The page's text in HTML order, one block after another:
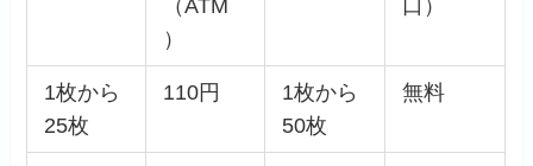
（ATM
）
口）
1枚から
25枚
110円
1枚から
50枚
無料